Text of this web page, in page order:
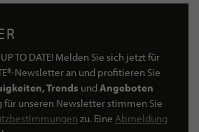
TO DATE! Melden Sie sich jetzt für
Newsletter an und profitieren Sie
Trends undAngeboten
unseren Newsletter stimmen Sie
zu. Eine Abmeldung